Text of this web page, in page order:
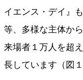
イエンス・デイ』
等、多様な主体か
来場者１万人を超
長しています（図１